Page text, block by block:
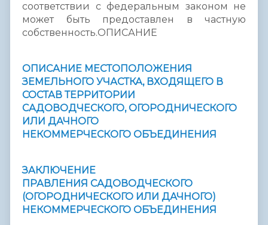
соответствии с федеральным законом не
может быть предоставлен в частную
собственность.ОПИСАНИЕ
ОПИСАНИЕ МЕСТОПОЛОЖЕНИЯ
ЗЕМЕЛЬНОГО УЧАСТКА, ВХОДЯЩЕГО В
СОСТАВ ТЕРРИТОРИИ
САДОВОДЧЕСКОГО, ОГОРОДНИЧЕСКОГО
ИЛИ ДАЧНОГО
НЕКОММЕРЧЕСКОГО ОБЪЕДИНЕНИЯ
ЗАКЛЮЧЕНИЕ
ПРАВЛЕНИЯ САДОВОДЧЕСКОГО
(ОГОРОДНИЧЕСКОГО ИЛИ ДАЧНОГО)
НЕКОММЕРЧЕСКОГО ОБЪЕДИНЕНИЯ